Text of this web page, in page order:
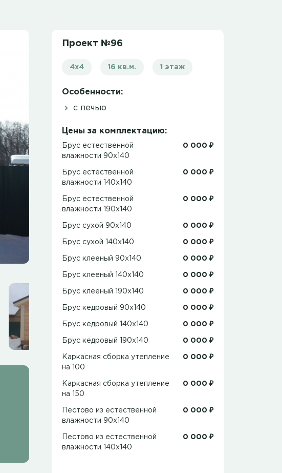
Проект №96
4x4 16 кв.м. 1 этаж
Особенности:
с печью
Цены за комплектацию:
Брус естественной
влажности 90x140
0 000 ₽
Брус естественной
влажности 140x140
0 000 ₽
Брус естественной
влажности 190x140
0 000 ₽
Брус сухой 90x140 0 000 ₽
Брус сухой 140x140 0 000 ₽
Брус клееный 90x140 0 000 ₽
Брус клееный 140x140 0 000 ₽
Брус клееный 190x140 0 000 ₽
Брус кедровый 90x140 0 000 ₽
Брус кедровый 140x140 0 000 ₽
Брус кедровый 190x140 0 000 ₽
Каркасная сборка утепление
на 100
0 000 ₽
Каркасная сборка утепление
на 150
0 000 ₽
Пестово из естественной
влажности 90х140
0 000 ₽
Пестово из естественной
влажности 140х140
0 000 ₽